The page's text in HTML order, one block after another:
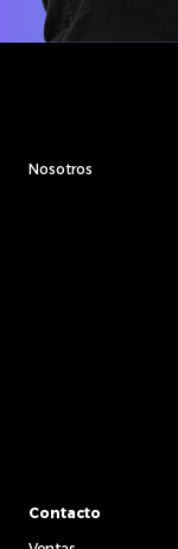
Nosotros
Contacto